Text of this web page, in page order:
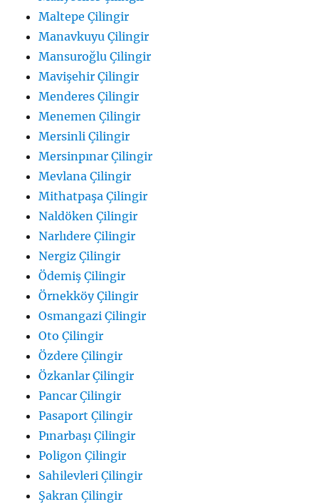
Maltepe Çilingir
Manavkuyu Çilingir
Mansuroğlu Çilingir
Mavişehir Çilingir
Menderes Çilingir
Menemen Çilingir
Mersinli Çilingir
Mersinpınar Çilingir
Mevlana Çilingir
Mithatpaşa Çilingir
Naldöken Çilingir
Narlıdere Çilingir
Nergiz Çilingir
Ödemiş Çilingir
Örnekköy Çilingir
Osmangazi Çilingir
Oto Çilingir
Özdere Çilingir
Özkanlar Çilingir
Pancar Çilingir
Pasaport Çilingir
Pınarbaşı Çilingir
Poligon Çilingir
Sahilevleri Çilingir
Şakran Çilingir